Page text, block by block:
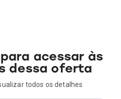
acessar às
dessa oferta
todos os detalhes